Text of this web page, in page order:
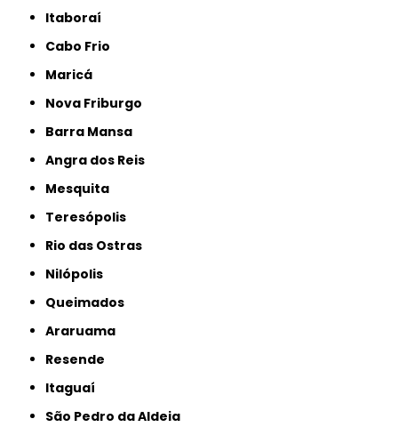
Itaboraí
Cabo Frio
Maricá
Nova Friburgo
Barra Mansa
Angra dos Reis
Mesquita
Teresópolis
Rio das Ostras
Nilópolis
Queimados
Araruama
Resende
Itaguaí
São Pedro da Aldeia